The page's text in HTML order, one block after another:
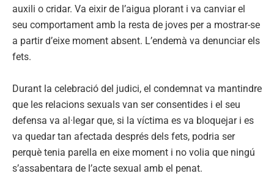
auxili o cridar. Va eixir de l’aigua plorant i va canviar el
seu comportament amb la resta de joves per a mostrar-se
a partir d’eixe moment absent. L’endemà va denunciar els
fets.
Durant la celebració del judici, el condemnat va mantindre
que les relacions sexuals van ser consentides i el seu
defensa va al·legar que, si la víctima es va bloquejar i es
va quedar tan afectada després dels fets, podria ser
perquè tenia parella en eixe moment i no volia que ningú
s’assabentara de l’acte sexual amb el penat.